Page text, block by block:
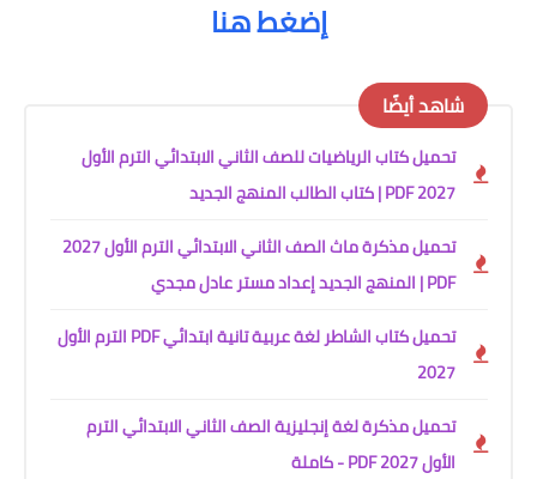
إضغط هنا
شاهد أيضًا
تحميل كتاب الرياضيات للصف الثاني الابتدائي الترم الأول
2027 PDF | كتاب الطالب المنهج الجديد
تحميل مذكرة ماث الصف الثاني الابتدائي الترم الأول 2027
PDF | المنهج الجديد إعداد مستر عادل مجدي
تحميل كتاب الشاطر لغة عربية تانية ابتدائي PDF الترم الأول
2027
تحميل مذكرة لغة إنجليزية الصف الثاني الابتدائي الترم
الأول 2027 PDF - كاملة